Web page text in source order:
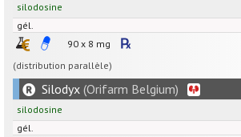
silodosine
gél.
90 x 8 mg
(distribution parallèle)
Silodyx (Orifarm Belgium)
silodosine
gél.